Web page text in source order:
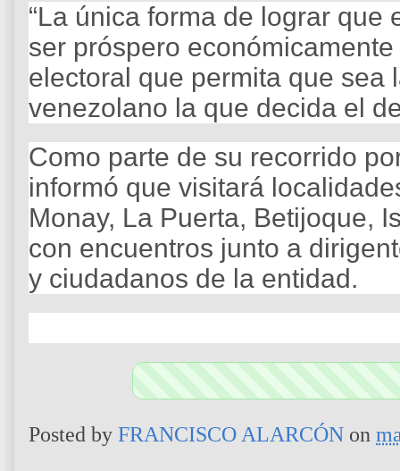
“La única forma de lograr
ser próspero
electoral que permita que sea
venezolano la que decida el
Como parte de su recorrido
informó que visitará
Monay, La Puerta, Betijoque,
con encuentros junto a
y ciudadanos de la entidad.
Posted by FRANCISCO ALARCÓN on